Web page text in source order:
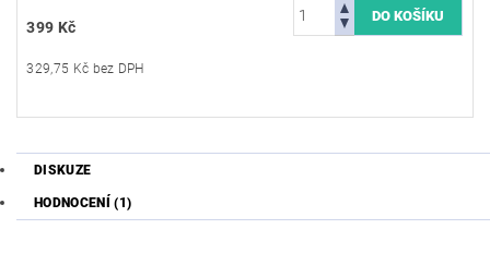
399 Kč
329,75 Kč bez DPH
DISKUZE
HODNOCENÍ (1)